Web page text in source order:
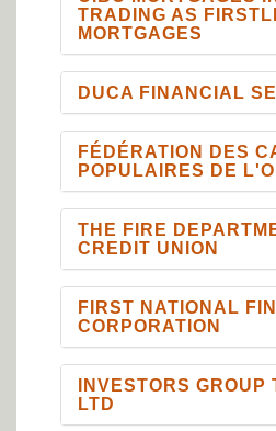
TRADING AS
MORTGAGES
DUCA FINANCIAL
FÉDÉRATION DES
POPULAIRES DE
THE FIRE
CREDIT UNION
FIRST NATIONAL
CORPORATION
INVESTORS GROUP
LTD